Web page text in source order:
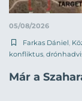
05/08/2026
Farkas Dániel
konfliktus
Már a